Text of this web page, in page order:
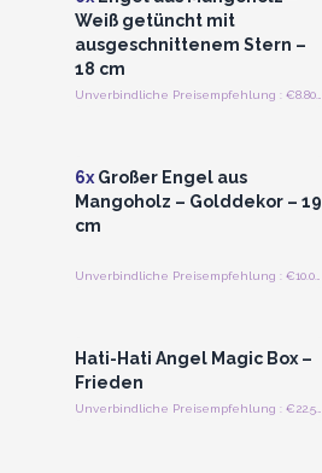
Weiß getüncht mit
ausgeschnittenem Stern –
18 cm
6x Großer Engel aus
Mangoholz – Golddekor – 19
cm
Hati-Hati Angel Magic Box –
Frieden